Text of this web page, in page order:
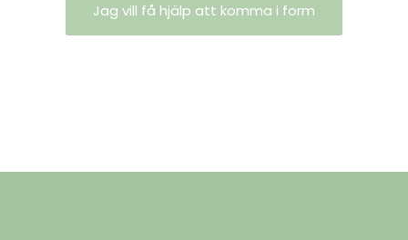
Jag vill få hjälp att komma i form